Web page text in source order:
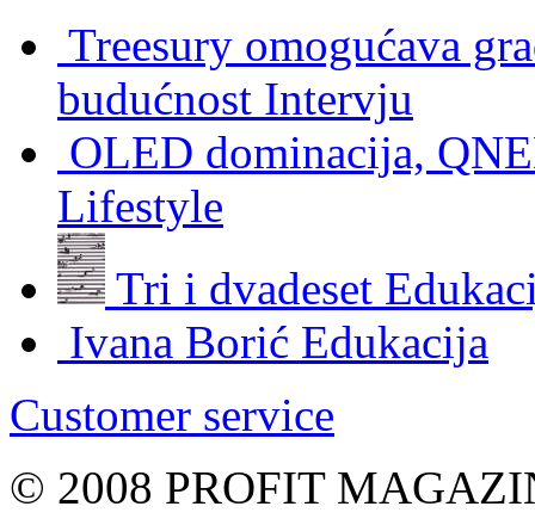
Treesury omogućava
budućnost Intervju
OLED dominacija,
Lifestyle
Tri i dvadeset
Ivana Borić Edukacija
Customer service
© 2008 PROFIT